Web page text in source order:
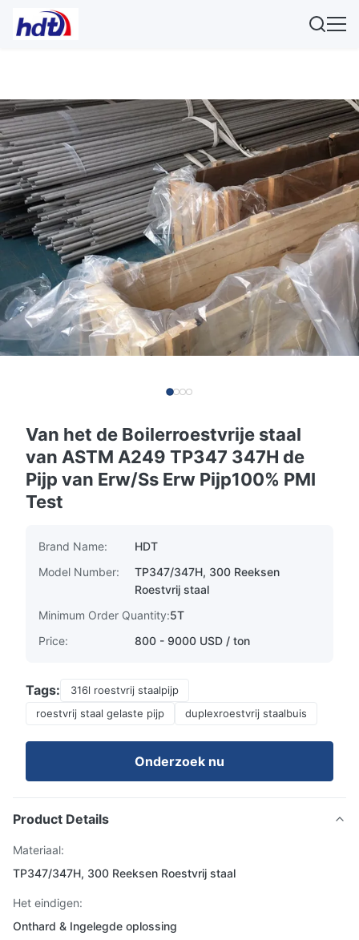
Van het de Boilerroestvrije staal
van ASTM A249 TP347 347H de
Pijp van Erw/Ss Erw Pijp100% PMI
Test
Brand Name:
HDT
Model Number:
TP347/347H, 300 Reeksen
Roestvrij staal
Minimum Order Quantity:5T
Price:
800 - 9000 USD / ton
Tags:
316l roestvrij staalpijp
roestvrij staal gelaste pijp
duplexroestvrij staalbuis
Onderzoek nu
Product Details
Materiaal:
TP347/347H, 300 Reeksen Roestvrij staal
Het eindigen:
Onthard & Ingelegde oplossing